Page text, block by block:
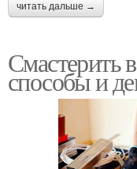
читать дальше →
Смастерить
способы и